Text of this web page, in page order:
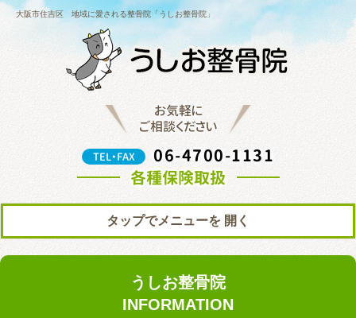
大阪市住吉区 地域に愛される整骨院「うしお整骨院」
お気軽に
ご相談ください
TEL・FAX
06-4700-1131
各種保険取扱
タップでメニューを
料金表
うしお整骨院
INFORMATION